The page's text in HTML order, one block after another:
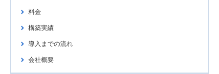
料金
構築実績
導入までの流れ
会社概要